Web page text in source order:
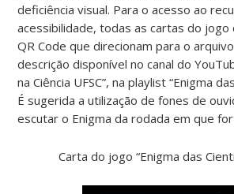
deficiência visual. Para o acesso ao
acessibilidade, todas as cartas do jogo
QR Code que direcionam para o
descrição disponível no canal do
na Ciência UFSC”, na playlist “Enigma
É sugerida a utilização de fones de
escutar o Enigma da rodada em que
Carta do jogo “Enigma das